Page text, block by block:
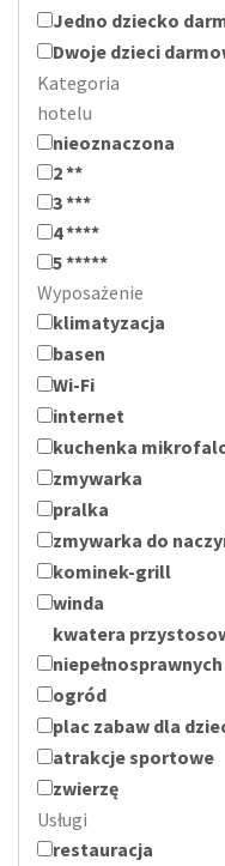
Jedno dziecko
Dwoje dzieci
Kategoria
hotelu
nieoznaczona
2 **
3 ***
4 ****
5 *****
Wyposażenie
klimatyzacja
basen
Wi-Fi
internet
kuchenka
zmywarka
pralka
zmywarka do
kominek-grill
winda
kwatera
niepełnosprawnych
ogród
plac zabaw dla
atrakcje sportowe
zwierzę
Usługi
restauracja